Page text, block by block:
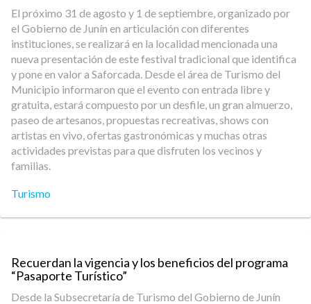
El próximo 31 de agosto y 1 de septiembre, organizado por
el Gobierno de Junín en articulación con diferentes
instituciones, se realizará en la localidad mencionada una
nueva presentación de este festival tradicional que identifica
y pone en valor a Saforcada. Desde el área de Turismo del
Municipio informaron que el evento con entrada libre y
gratuita, estará compuesto por un desfile, un gran almuerzo,
paseo de artesanos, propuestas recreativas, shows con
artistas en vivo, ofertas gastronómicas y muchas otras
actividades previstas para que disfruten los vecinos y
familias.
Turismo
Recuerdan la vigencia y los beneficios del programa
“Pasaporte Turístico”
Desde la Subsecretaría de Turismo del Gobierno de Junín